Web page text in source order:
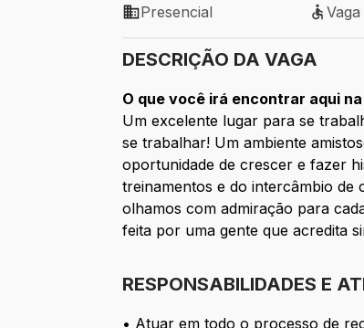
Modelo de trabalho: Presencial
Presencial
Vaga
DESCRIÇÃO DA VAGA
O que você irá encontrar aqui
Um excelente lugar para se
se trabalhar! Um ambiente
oportunidade de crescer e fazer
treinamentos e do intercâmbio de
olhamos com admiração para
feita por uma gente que acredita
RESPONSABILIDADES E
• Atuar em todo o processo de